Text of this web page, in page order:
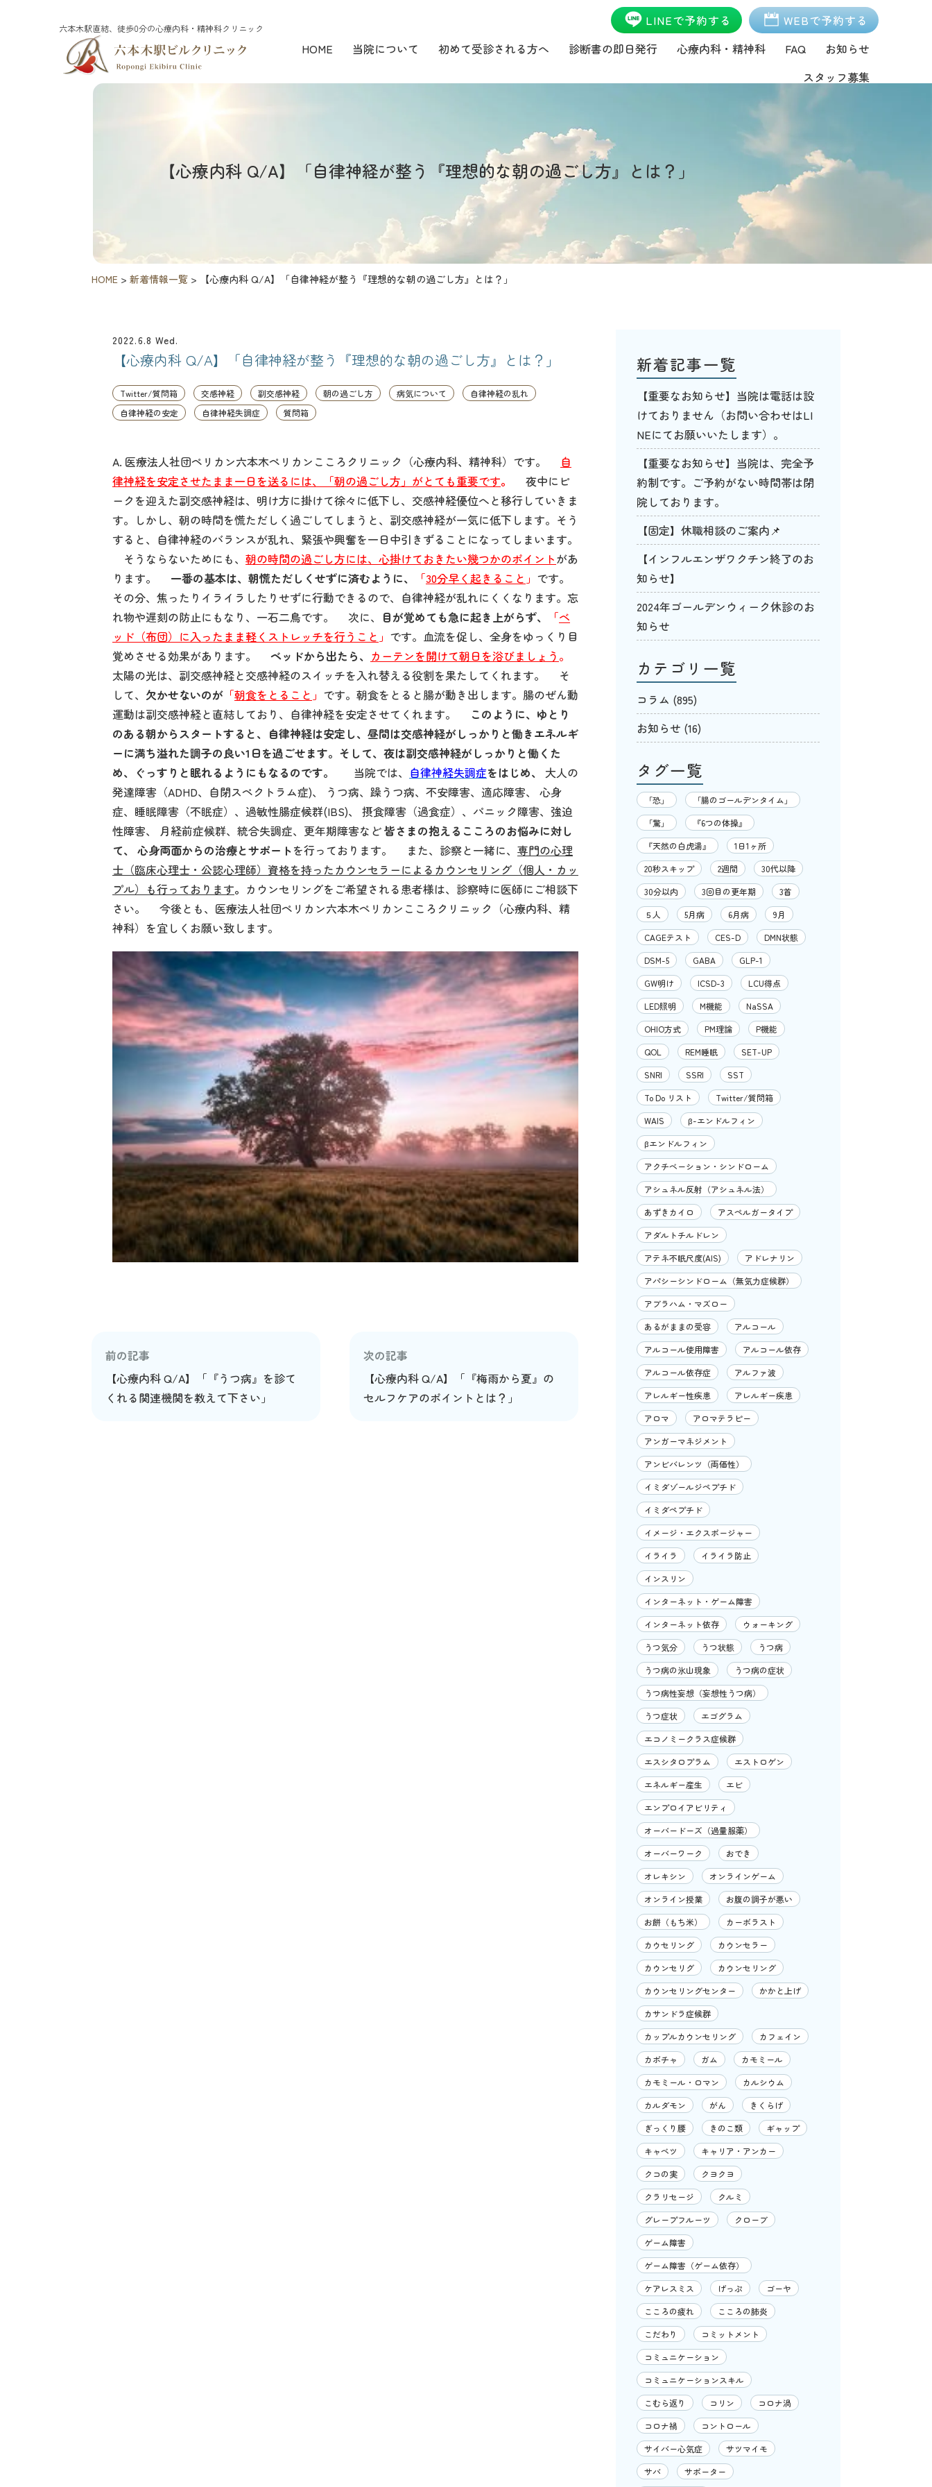
六本木駅直結、徒歩0分の心療内科・精神科クリニック LINEで予約する
WEBで予約する
HOME
当院について 初めて受診される方へ 診断書の即日発行 心療内科・精神科 FAQ
お知らせ
スタッフ募集
【心療内科 Q/A】「自律神経が整う『理想的な朝の過ごし方』とは？」
HOME > 新着情報一覧 > 【心療内科 Q/A】「自律神経が整う『理想的な朝の過ごし方』とは？」
2022.6.8 Wed.
【心療内科 Q/A】「自律神経が整う『理想的な朝の過ごし方』とは？」
Twitter/質問箱 交感神経 副交感神経 朝の過ごし方 病気について
自律神経の乱れ
自律神経の安定
自律神経失調症 質問箱
A. 医療法人社団ペリカン六本木ペリカンこころクリニック（心療内科、精神科）です。 自
律神経を安定させたまま一日を送るには、「朝の過ごし方」がとても重要です。
夜中にピ
ークを迎えた副交感神経は、明け方に掛けて徐々に低下し、交感神経優位へと移行していきま
す。しかし、朝の時間を慌ただしく過ごしてしまうと、副交感神経が一気に低下します。そう
すると、自律神経のバランスが乱れ、緊張や興奮を一日中引きずることになってしまいます。
そうならないためにも、 朝の時間の過ごし方には、心掛けておきたい幾つかのポイントがあ
ります。 一番の基本は、朝慌ただしくせずに済むように、 「30分早く起きること 」 です。
その分、焦ったりイライラしたりせずに行動できるので、自律神経が乱れにくくなります。忘
れ物や遅刻の防止にもなり、一石二鳥です。 次に、 目が覚めても急に起き上がらず、 「ベ
ッド（布団）に入ったまま軽くストレッチを行うこと 」 です。血流を促し、全身をゆっくり目
覚めさせる効果があります。 ベッドから出たら、 カーテンを開けて朝日を浴びましょう 。
太陽の光は、副交感神経と交感神経のスイッチを入れ替える役割を果たしてくれます。 そ
して、 欠かせないのが 「朝食をとること 」 です。朝食をとると腸が動き出します。腸のぜん動
運動は副交感神経と直結しており、自律神経を安定させてくれます。
このように、ゆとり
のある朝からスタートすると、自律神経は安定し、昼間は交感神経がしっかりと働きエネルギ
ーに満ち溢れた調子の良い1日を過ごせます。そして、夜は副交感神経がしっかりと働くた
め、ぐっすりと眠れるようにもなるのです。
当院では、 自律神経失調症をはじめ、
大人の
発達障害（ADHD、自閉スペクトラム症)、 うつ病、躁うつ病、不安障害、適応障害、 心身
症、睡眠障害（不眠症）、過敏性腸症候群(IBS)、 摂食障害（過食症）、パニック障害、強迫
性障害、 月経前症候群、統合失調症、更年期障害など皆さまの抱えるこころのお悩みに対し
て、 心身両面からの治療とサポートを行っております。 また、診察と一緒に、 専門の心理
士（臨床心理士・公認心理師）資格を持ったカウンセラーによるカウンセリング（個人・カッ
プル）も行っております。 カウンセリングをご希望される患者様は、診察時に医師にご相談下
さい。 今後とも、医療法人社団ペリカン六本木ペリカンこころクリニック（心療内科、精
神科）を宜しくお願い致します。
前の記事
【心療内科 Q/A】「『うつ病』を診て
くれる関連機関を教えて下さい」
次の記事
【心療内科 Q/A】「『梅雨から夏』の
セルフケアのポイントとは？」
新着記事一覧
【重要なお知らせ】当院は電話は設
けておりません（お問い合わせはLI
NEにてお願いいたします）。
【重要なお知らせ】当院は、完全予
約制です。ご予約がない時間帯は閉
院しております。
【固定】休職相談のご案内📌
【インフルエンザワクチン終了のお
知らせ】
2024年ゴールデンウィーク休診のお
知らせ
カテゴリ一覧
コラム (895)
お知らせ (16)
タグ一覧
「恐」
「腸のゴールデンタイム」
「驚」
『6つの体操』
『天然の白虎湯』
1日1ヶ所
20秒スキップ
2週間
30代以降
30分以内
3回目の更年期
3首
５人
5月病 6月病
9月
CAGEテスト
CES-D
DMN状態
DSM-5
GABA
GLP-1
GW明け
ICSD-3
LCU得点
LED照明
M機能
NaSSA
OHIO方式
PM理論
P機能
QOL
REM睡眠
SET-UP
SNRI
SSRI
SST
To Do リスト
Twitter/質問箱
WAIS
β-エンドルフィン
βエンドルフィン
アクチベーション・シンドローム
アシュネル反射（アシュネル法）
あずきカイロ
アスペルガータイプ
アダルトチルドレン
アテネ不眠尺度(AIS)
アドレナリン
アパシーシンドローム（無気力症候群）
アブラハム・マズロー
あるがままの受容
アルコール
アルコール使用障害
アルコール依存
アルコール依存症
アルファ波
アレルギー性疾患
アレルギー疾患
アロマ
アロマテラピー
アンガーマネジメント
アンビバレンツ（両価性）
イミダゾールジペプチド
イミダペプチド
イメージ・エクスポージャー
イライラ
イライラ防止
インスリン
インターネット・ゲーム障害
インターネット依存
ウォーキング
うつ気分
うつ状態
うつ病
うつ病の氷山現象
うつ病の症状
うつ病性妄想（妄想性うつ病）
うつ症状
エゴグラム
エコノミークラス症候群
エスシタロプラム
エストロゲン
エネルギー産生
エビ
エンプロイアビリティ
オーバードーズ（過量服薬）
オーバーワーク
おでき
オレキシン
オンラインゲーム
オンライン授業
お腹の調子が悪い
お餅（もち米）
カーボラスト
カウセリング
カウンセラー
カウンセリグ
カウンセリング
カウンセリングセンター
かかと上げ
カサンドラ症候群
カップルカウンセリング
カフェイン
カボチャ
ガム
カモミール
カモミール・ロマン
カルシウム
カルダモン
がん
きくらげ
ぎっくり腰
きのこ類
ギャップ
キャベツ
キャリア・アンカー
クコの実
クヨクヨ
クラリセージ
クルミ
グレープフルーツ
クローブ
ゲーム障害
ゲーム障害（ゲーム依存）
ケアレスミス
げっぷ
ゴーヤ
こころの疲れ
こころの肺炎
こだわり
コミットメント
コミュニケーション
コミュニケーションスキル
こむら返り
コリン
コロナ渦
コロナ禍
コントロール
サイバー心気症
サツマイモ
サバ
サポーター